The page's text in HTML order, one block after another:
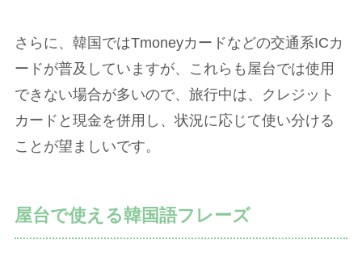
さらに、韓国ではTmoneyカードなどの交通系ICカ
ードが普及していますが、これらも屋台では使用
できない場合が多いので、旅行中は、クレジット
カードと現金を併用し、状況に応じて使い分ける
ことが望ましいです。
屋台で使える韓国語フレーズ